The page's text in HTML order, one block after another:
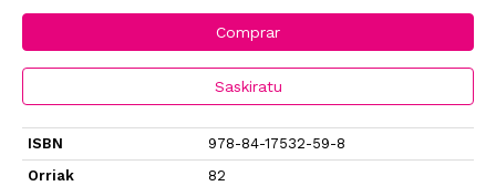
Comprar
Saskiratu
ISBN
978-84-17532-59-8
Orriak
82